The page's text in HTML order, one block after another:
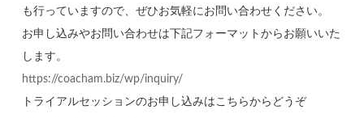
も行っていますので、ぜひお気軽にお問い合わせください。
お申し込みやお問い合わせは下記フォーマットからお願いいた
します。
https://coacham.biz/wp/inquiry/
トライアルセッションのお申し込みはこちらからどうぞ